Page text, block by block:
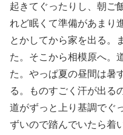
起きてぐったりし、朝ご
れど眠くて準備があまり
とかしてから家を出る。
た。そこから相模原へ。
た。やっぱ夏の昼間は暑
る。ものすごく汗が出る
道がずっと上り基調でぐ
ずいので踏んでいたら着